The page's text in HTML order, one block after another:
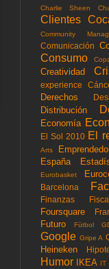
Charlie Sheen
Clientes
Community
Comunicación
Consumo
Creatividad
experience
Derechos
Distribución
Economía
El Sol 2010 El
Arts
España
Eurobasket
Barcelona
Finanzas
Foursquare
Futuro Fùtbol
Google Gripe A
Heineken
Humor IKEA IT